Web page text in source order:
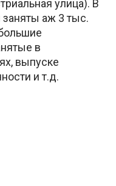
улица). В
аж 3 тыс.
в
выпуске
и т.д.